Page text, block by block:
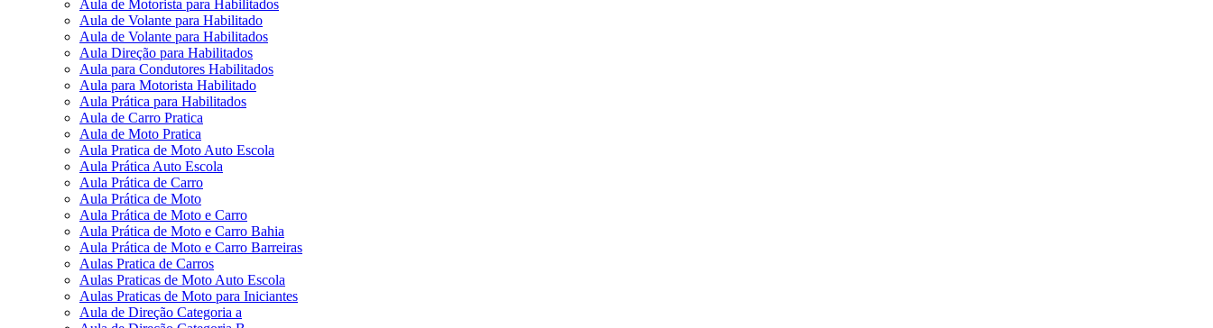
Aula de Motorista para Habilitados
Aula de Volante para Habilitado
Aula de Volante para Habilitados
Aula Direção para Habilitados
Aula para Condutores Habilitados
Aula para Motorista Habilitado
Aula Prática para Habilitados
Aula de Carro Pratica
Aula de Moto Pratica
Aula Pratica de Moto Auto Escola
Aula Prática Auto Escola
Aula Prática de Carro
Aula Prática de Moto
Aula Prática de Moto e Carro
Aula Prática de Moto e Carro Bahia
Aula Prática de Moto e Carro Barreiras
Aulas Pratica de Carros
Aulas Praticas de Moto Auto Escola
Aulas Praticas de Moto para Iniciantes
Aula de Direção Categoria a